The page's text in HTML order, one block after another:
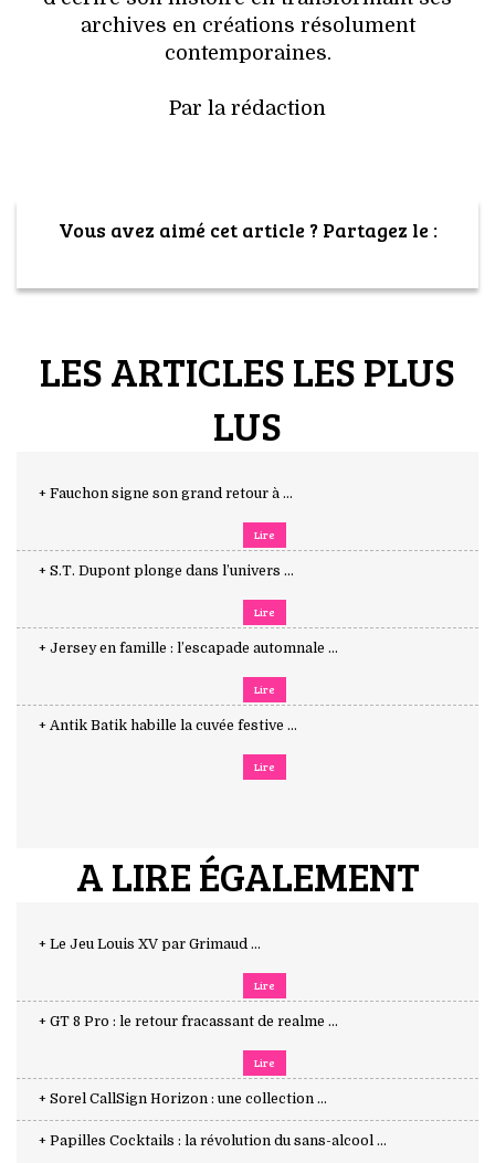
archives en créations résolument
contemporaines.
Par la rédaction
Vous avez aimé cet article ? Partagez le :
LES ARTICLES LES PLUS
LUS
+ Fauchon signe son grand retour à ...
Lire
+ S.T. Dupont plonge dans l’univers ...
Lire
+ Jersey en famille : l’escapade automnale ...
Lire
+ Antik Batik habille la cuvée festive ...
Lire
A LIRE ÉGALEMENT
+ Le Jeu Louis XV par Grimaud ...
Lire
+ GT 8 Pro : le retour fracassant de realme ...
Lire
+ Sorel CallSign Horizon : une collection ...
+ Papilles Cocktails : la révolution du sans-alcool ...